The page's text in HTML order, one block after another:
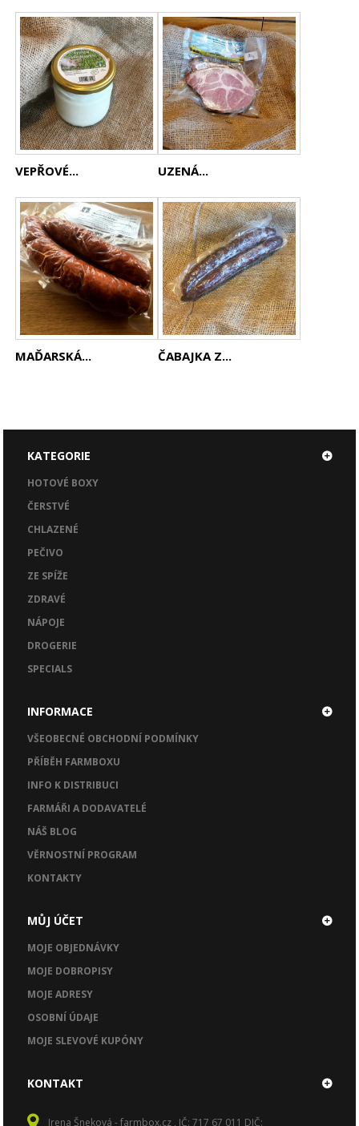
VEPŘOVÉ... UZENÁ...
MAĎARSKÁ... ČABAJKA Z...
KATEGORIE
HOTOVÉ BOXY
ČERSTVÉ
CHLAZENÉ
PEČIVO
ZE SPÍŽE
ZDRAVÉ
NÁPOJE
DROGERIE
SPECIALS
INFORMACE
VŠEOBECNÉ OBCHODNÍ PODMÍNKY
PŘÍBĚH FARMBOXU
INFO K DISTRIBUCI
FARMÁŘI A DODAVATELÉ
NÁŠ BLOG
VĚRNOSTNÍ PROGRAM
KONTAKTY
MŮJ ÚČET
MOJE OBJEDNÁVKY
MOJE DOBROPISY
MOJE ADRESY
OSOBNÍ ÚDAJE
MOJE SLEVOVÉ KUPÓNY
KONTAKT
Irena Šneková - farmbox.cz , IČ: 717 67 011 DIČ: